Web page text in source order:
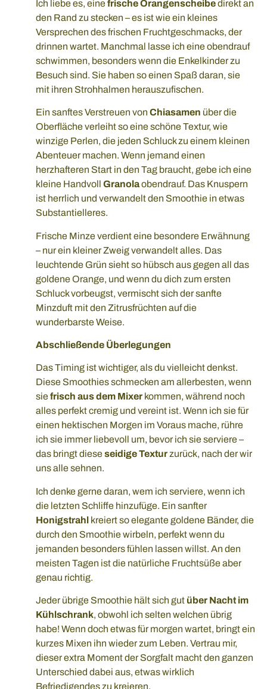
Ich liebe es, einefrische Orangenscheibedirekt an
den Rand zu stecken – es ist wie ein kleines
Versprechen des frischen Fruchtgeschmacks, der
drinnen wartet. Manchmal lasse ich eine obendrauf
schwimmen, besonders wenn die Enkelkinder zu
Besuch sind. Sie haben so einen Spaß daran, sie
mit ihren Strohhalmen herauszufischen.
Ein sanftes Verstreuen von Chiasamen über die
Oberfläche verleiht so eine schöne Textur, wie
winzige Perlen, die jeden Schluck zu einem kleinen
Abenteuer machen. Wenn jemand einen
herzhafteren Start in den Tag braucht, gebe ich eine
kleine Handvoll Granolaobendrauf. Das Knuspern
ist herrlich und verwandelt den Smoothie in etwas
Substantielleres.
Frische Minze verdient eine besondere Erwähnung
– nur ein kleiner Zweig verwandelt alles. Das
leuchtende Grün sieht so hübsch aus gegen all das
goldene Orange, und wenn du dich zum ersten
Schluck vorbeugst, vermischt sich der sanfte
Minzduft mit den Zitrusfrüchten auf die
wunderbarste Weise.
Abschließende Überlegungen
Das Timing ist wichtiger, als du vielleicht denkst.
Diese Smoothies schmecken am allerbesten, wenn
siefrisch aus dem Mixer kommen, während noch
alles perfekt cremig und vereint ist. Wenn ich sie für
einen hektischen Morgen im Voraus mache, rühre
ich sie immer liebevoll um, bevor ich sie serviere –
das bringt dieseseidige Texturzurück, nach der wir
uns alle sehnen.
Ich denke gerne daran, wem ich serviere, wenn ich
die letzten Schliffe hinzufüge. Ein sanfter
Honigstrahl kreiert so elegante goldene Bänder, die
durch den Smoothie wirbeln, perfekt wenn du
jemanden besonders fühlen lassen willst. An den
meisten Tagen ist die natürliche Fruchtsüße aber
genau richtig.
Jeder übrige Smoothie hält sich gut über Nacht im
Kühlschrank, obwohl ich selten welchen übrig
habe! Wenn doch etwas für morgen wartet, bringt ein
kurzes Mixen ihn wieder zum Leben. Vertrau mir,
dieser extra Moment der Sorgfalt macht den ganzen
Unterschied dabei aus, etwas wirklich
Befriedigendes zu kreieren.